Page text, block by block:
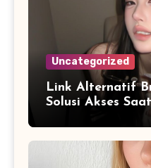
Uncategorized
Link Alternatif
Solusi Akses